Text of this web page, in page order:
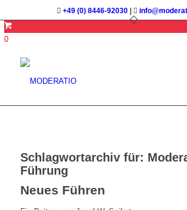
+49 (0) 8446-92030
0
Schlagwortarchiv für:
Führung
Neues Führen